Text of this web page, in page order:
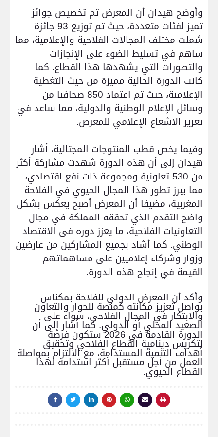
وأوضح هيدان أن المعرض تم تخصيص جوائز
تميز لفئات متعددة، حيث تم توزيع 93 جائزة
شملت مختلف المجالات الفلاحية والإعلامية، مما
ساهم في تسليط الضوء على الإنجازات
والتطورات التي يشهدها هذا القطاع. كما
كانت الدورة الحالية مميزة من حيث التغطية
الإعلامية، حيث تم اعتماد 850 صحافيا من
وسائل الإعلام الوطنية والدولية، مما ساعد في
تعزيز الاشعاع الإعلامي للمعرض.
وفيما يخص قطب المنتوجات المجتالية، أشار
هيدان إلى أن هذه الدورة شهدت مشاركة أكثر
من 530 تعاونية ومجموعة ذات نفع اقتصادي،
مما يبرز تطور هذا المجال الحيوي في الفلاحة
المغربية، مضيفا أن المعرض أصبح يعكس بشكل
واضح التقدم الذي تحققه المملكة في مجال
التعاونيات الفلاحية، ما يعزز دوره في الاقتصاد
الوطني. كما أشاد بجميع المشاركين من عارضين
وزوار وشركاء إعلاميين على مساهماتهم
القيمة في إنجاح هذه الدورة.
وأكد أن المعرض الدولي للفلاحة بمكناس
يواصل تعزيز مكانته كمنصة للحوار والتعاون
والابتكار في المجال الفلاحي، سواء على
الصعيد المحلي أو الدولي. كما أشار إلى أن
الدورة القادمة في 2026 ستكون فرصة
لتكريس دينامية القطاع الفلاحي وتحقيق
أهداف التنمية المستدامة، مع الالتزام بمواصلة
العمل من أجل مستقبل أكثر استدامة لهذا
القطاع الحيوي.